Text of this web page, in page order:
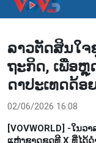
ລາວ​ຕັດ​ສິນ​ໃຈ
ຖະ​ກິດ, ​ເພື່ອ
ດາ​ປະ​ເທດ​ດ້ອ
02/06/2026 16:08
[VOVWORLD] -ໃນ​
ແຫ່ງ​ຊາດ​ຊຸດ​ທີ X ທີ່​ໄດ້​